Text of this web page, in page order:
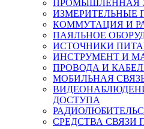
ПРОМЫШЛЕННАЯ
ИЗМЕРИТЕЛЬНЫЕ
КОММУТАЦИЯ И
ПАЯЛЬНОЕ
ИСТОЧНИКИ
ИНСТРУМЕНТ И
ПРОВОДА И
МОБИЛЬНАЯ
ДОСТУПА
СРЕДСТВА